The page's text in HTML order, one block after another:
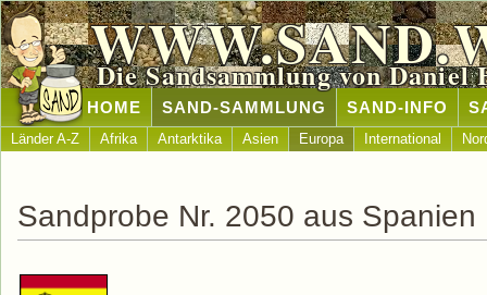
Die Sandsammlung von Daniel
HOME SAND-SAMMLUNG SAND-INFO
Länder A-Z Afrika Antarktika Asien Europa International
Sandprobe Nr. 2050 aus Spanien